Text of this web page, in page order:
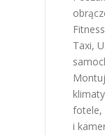
Taxi,
fotele,
i